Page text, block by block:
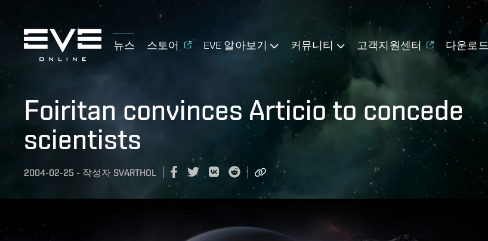
뉴스 스토어 EVE 알아보기 커뮤니티 고객지원센터 다운로드
Foiritan convinces Articio to concede
scientists
2004-02-25 - 작성자 SVARTHOL